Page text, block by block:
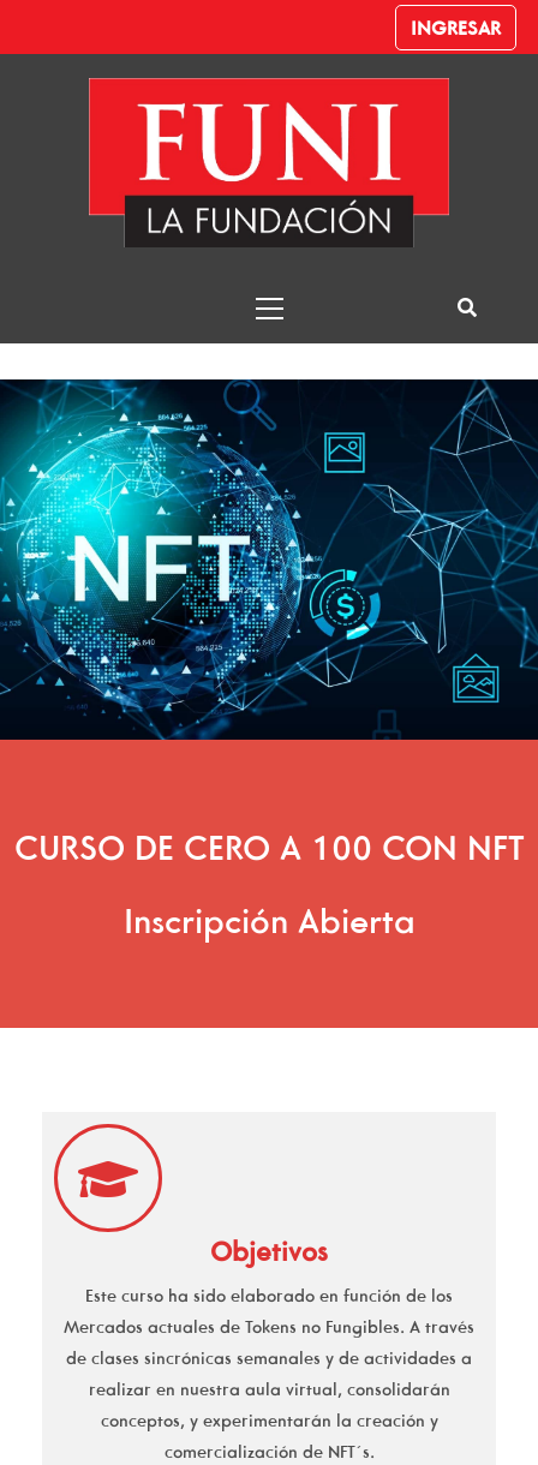
INGRESAR
NFT
CURSO DE CERO A 100 CON NFT
Inscripción Abierta
Objetivos
Este curso ha sido elaborado en función de los
Mercados actuales de Tokens no Fungibles. A través
de clases sincrónicas semanales y de actividades a
realizar en nuestra aula virtual, consolidarán
conceptos, y experimentarán la creación y
comercialización de NFT´s.